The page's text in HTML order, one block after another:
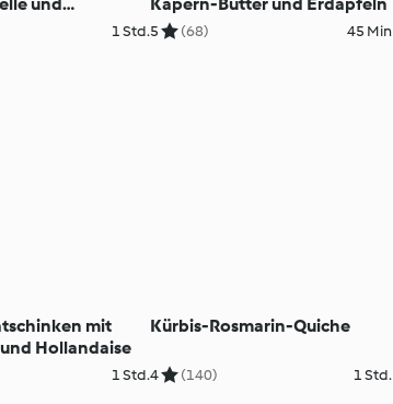
1 Std.5 (68) 45 Min
mit
Hollandaise
1 Std.
Kürbis-Rosmarin-Quiche
4 (140) 1 Std.